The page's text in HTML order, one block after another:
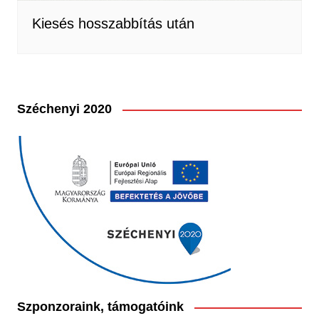
Kiesés hosszabbítás után
Széchenyi 2020
Szponzoraink, támogatóink